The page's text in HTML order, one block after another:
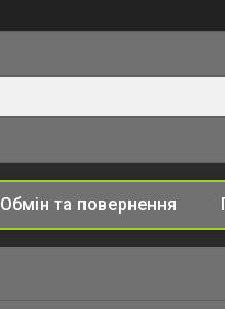
Обмін та повернення